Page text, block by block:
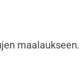
maalaukseen.